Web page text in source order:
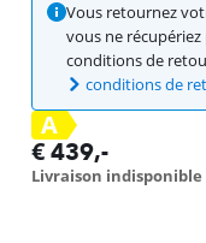
Vous retournez
vous ne
conditions de
conditions de
A
€439,-
Livraison indisponible